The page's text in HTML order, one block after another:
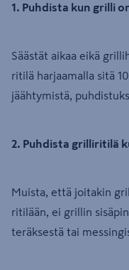
1. Puhdista kun grilli
Säästät aikaa eikä
ritilä harjaamalla sitä
jäähtymistä,
2. Puhdista grilliritilä
Muista, että joitakin
ritilään, ei grillin
teräksestä tai